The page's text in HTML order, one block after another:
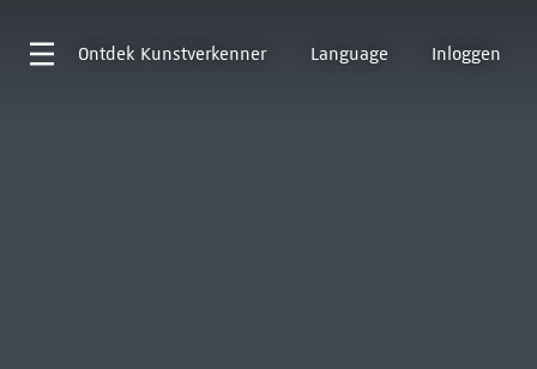
Ontdek Kunstverkenner Language Inloggen